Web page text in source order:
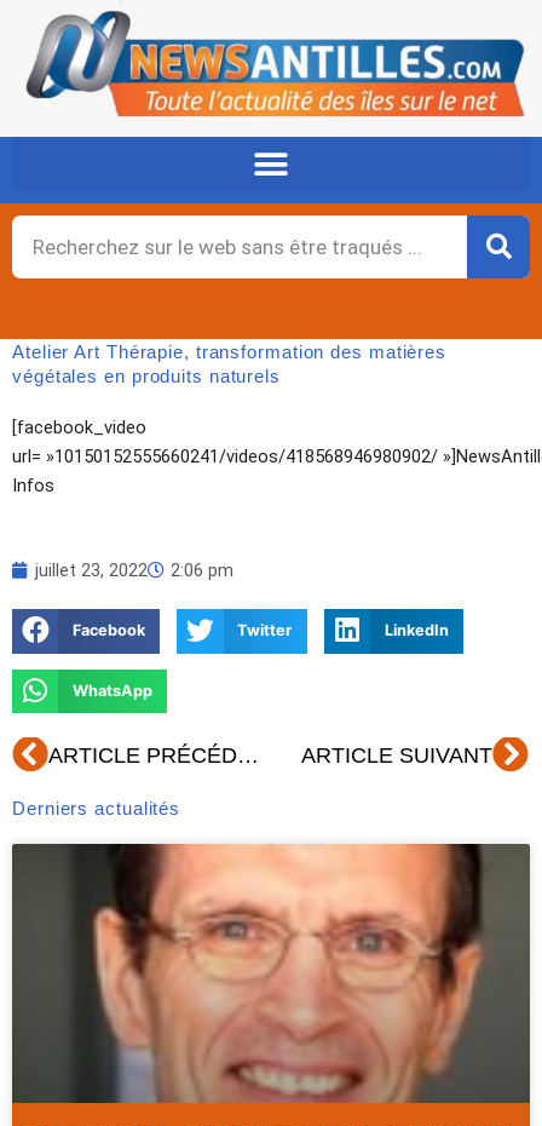
contenu
Rechercher
Atelier Art Thérapie, transformation des matières
végétales en produits naturels
[facebook_video
url= »10150152555660241/videos/418568946980902/
Infos
juillet 23, 2022 2:06 pm
Facebook Twitter LinkedIn
WhatsApp
Précédent ARTICLE PRÉCÉDENT ARTICLE SUIVANT
Derniers actualités